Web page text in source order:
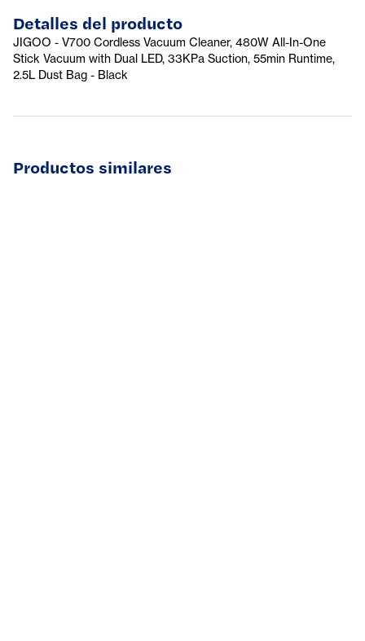
Detalles del producto
JIGOO - V700 Cordless Vacuum Cleaner, 480W All-In-One
Stick Vacuum with Dual LED, 33KPa Suction, 55min Runtime,
2.5L Dust Bag - Black
Productos similares